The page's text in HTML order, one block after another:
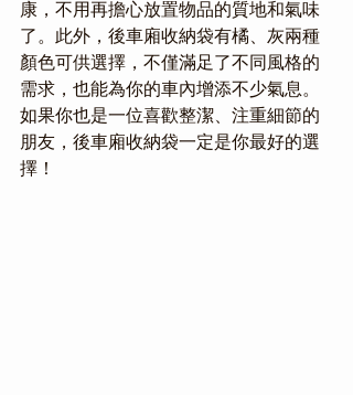
康，不用再擔心放置物品的質地和氣味
了。此外，後車廂收納袋有橘、灰兩種
顏色可供選擇，不僅滿足了不同風格的
需求，也能為你的車內增添不少氣息。
如果你也是一位喜歡整潔、注重細節的
朋友，後車廂收納袋一定是你最好的選
擇！